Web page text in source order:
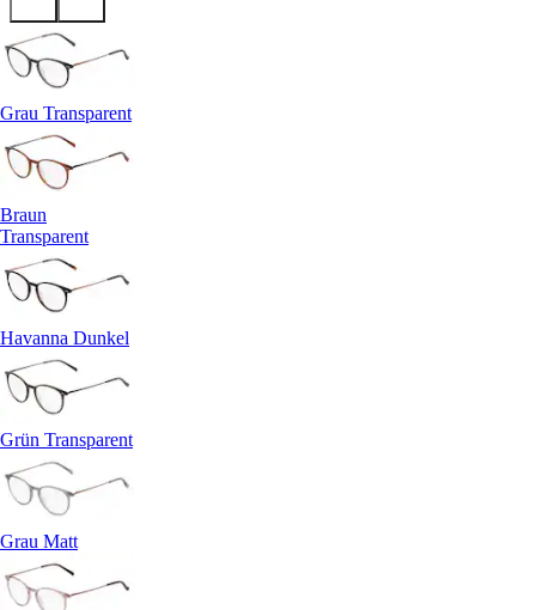
Grau Transparent
Braun
Transparent
Havanna Dunkel
Grün Transparent
Grau Matt